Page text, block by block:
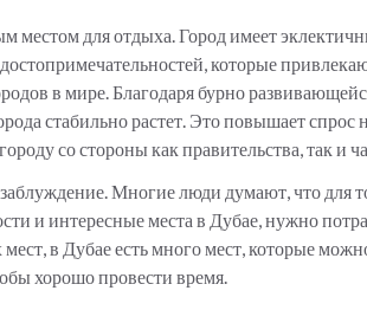
местом для отдыха. Город имеет
которые
в мире. Благодаря бурно
стабильно растет. Это повышает спрос
со стороны как правительства, так и
Многие люди думают, что для
и интересные места в Дубае, нужно
в Дубае есть много мест, которые
хорошо провести время.